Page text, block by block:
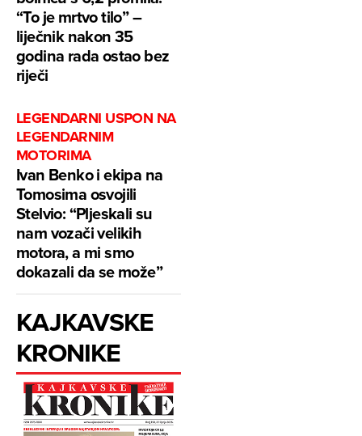
“To je mrtvo tilo” –
liječnik nakon 35
godina rada ostao bez
riječi
LEGENDARNI USPON NA
LEGENDARNIM
MOTORIMA
Ivan Benko i ekipa na
Tomosima osvojili
Stelvio: “Pljeskali su
nam vozači velikih
motora, a mi smo
dokazali da se može”
KAJKAVSKE
KRONIKE